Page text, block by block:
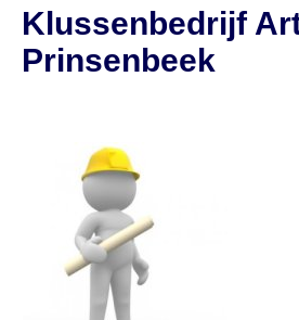
Klussenbedrijf
Prinsenbeek